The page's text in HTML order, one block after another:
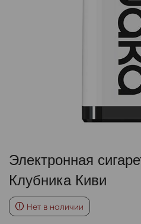
Электронная
Клубника Киви
Нет в наличии